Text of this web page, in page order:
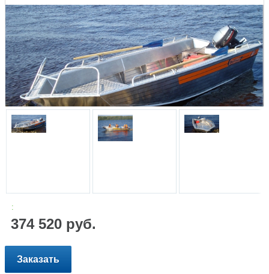
:
374 520 руб.
Заказать